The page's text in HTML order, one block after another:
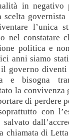
in negativo
scelta
l’unica
nel constatare
politica e
anni siamo
il governo
e bisogna
la convivenza
di perdere
con
chiamata di